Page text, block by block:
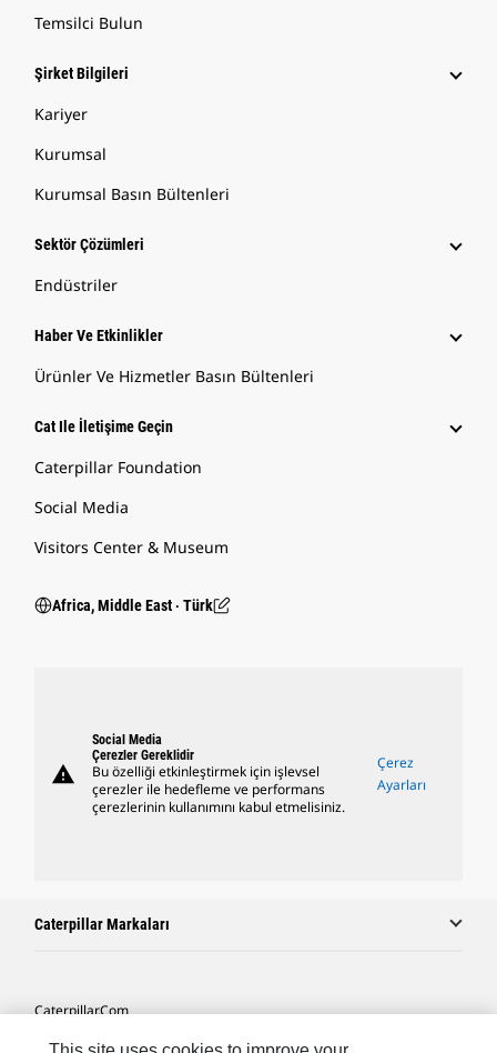
Temsilci Bulun
Şirket Bilgileri
Kariyer
Kurumsal
Kurumsal Basın Bültenleri
Sektör Çözümleri
Endüstriler
Haber Ve Etkinlikler
Ürünler Ve Hizmetler Basın Bültenleri
Cat Ile İletişime Geçin
Caterpillar Foundation
Social Media
Visitors Center & Museum
Africa, Middle East ‧ Türk
warning
Social Media
Çerezler Gereklidir
Bu özelliği etkinleştirmek için işlevsel
çerezler ile hedefleme ve performans
çerezlerinin kullanımını kabul etmelisiniz.
Çerez
Ayarları
Caterpillar Markaları
Caterpillar.com
Caterpillar Müşteri Hizmetleri Ve Iletişim